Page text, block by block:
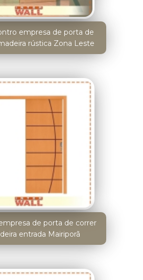
empresa de porta de
rústica Zona Leste
de porta de correr
entrada Mairiporã